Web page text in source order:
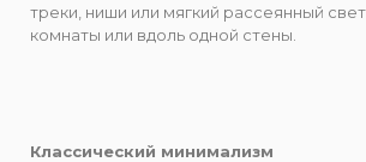
треки, ниши или мягкий рассеянный
комнаты или вдоль одной стены.
Классический минимализм